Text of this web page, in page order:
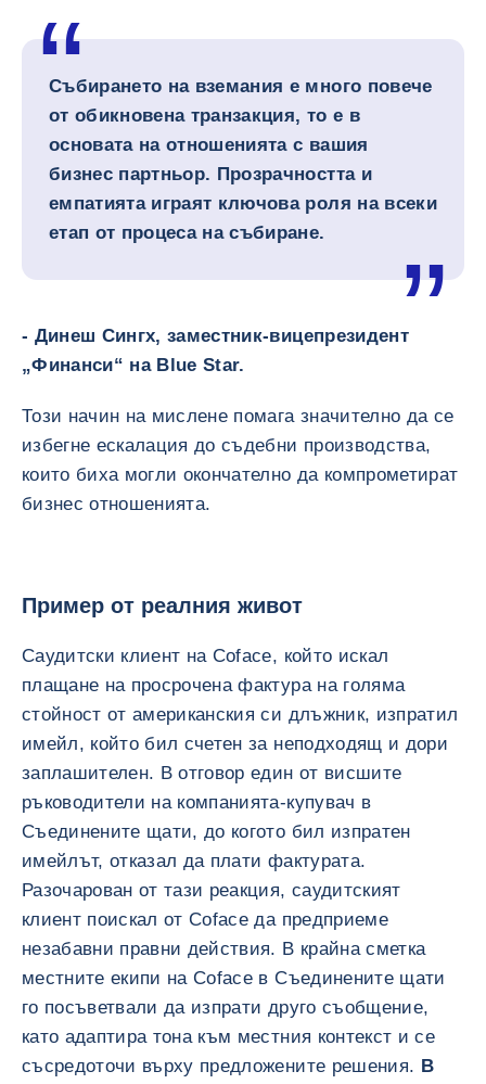
Събирането на вземания е много повече
от обикновена транзакция, то е в
основата на отношенията с вашия
бизнес партньор. Прозрачността и
емпатията играят ключова роля на всеки
етап от процеса на събиране.
- Динеш Сингх, заместник-вицепрезидент
„Финанси“ на Blue Star.
Този начин на мислене помага значително да се
избегне ескалация до съдебни производства,
които биха могли окончателно да компрометират
бизнес отношенията.
Пример от реалния живот
Саудитски клиент на Coface, който искал
плащане на просрочена фактура на голяма
стойност от американския си длъжник, изпратил
имейл, който бил счетен за неподходящ и дори
заплашителен. В отговор един от висшите
ръководители на компанията-купувач в
Съединените щати, до когото бил изпратен
имейлът, отказал да плати фактурата.
Разочарован от тази реакция, саудитският
клиент поискал от Coface да предприеме
незабавни правни действия. В крайна сметка
местните екипи на Coface в Съединените щати
го посъветвали да изпрати друго съобщение,
като адаптира тона към местния контекст и се
съсредоточи върху предложените решения. В